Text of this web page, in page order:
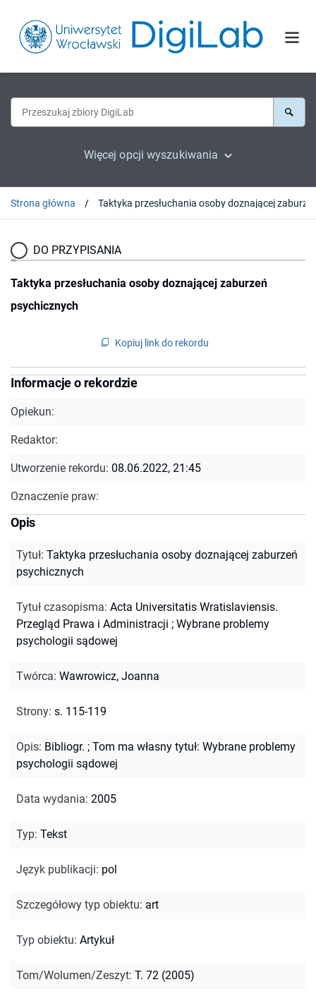
Więcej opcji wyszukiwania
Strona główna
DO PRZYPISANIA
Taktyka przesłuchania osoby doznającej zaburzeń
psychicznych
Kopiuj link do rekordu
Informacje o rekordzie
Opiekun:
Redaktor:
Utworzenie rekordu: 08.06.2022, 21:45
Oznaczenie praw:
Opis
Tytuł: Taktyka przesłuchania osoby doznającej zaburzeń
psychicznych
Tytuł czasopisma: Acta Universitatis Wratislaviensis.
Przegląd Prawa i Administracji ; Wybrane problemy
psychologii sądowej
Twórca: Wawrowicz, Joanna
Strony: s. 115-119
Opis: Bibliogr. ; Tom ma własny tytuł: Wybrane problemy
psychologii sądowej
Data wydania: 2005
Typ: Tekst
Język publikacji: pol
Szczegółowy typ obiektu: art
Typ obiektu: Artykuł
Tom/Wolumen/Zeszyt: T. 72 (2005)